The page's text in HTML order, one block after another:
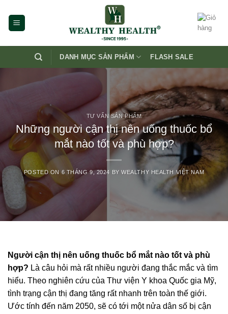
content
DANH MỤC SẢN PHẨM FLASH SALE
TƯ VẤN SẢN PHẨM
Những người cận thị nên uống thuốc bổ
mắt nào tốt và phù hợp?
POSTED ON6 THÁNG 9, 2024 BYWEALTHY HEALTH VIỆT NAM
Người cận thị nên uống thuốc bổ mắt nào tốt và phù
hợp? Là câu hỏi mà rất nhiều người đang thắc mắc và tìm
hiểu. Theo nghiên cứu của Thư viện Y khoa Quốc gia Mỹ,
tình trạng cận thị đang tăng rất nhanh trên toàn thế giới.
Ước tính đến năm 2050, sẽ có tới một nửa dân số bị cận